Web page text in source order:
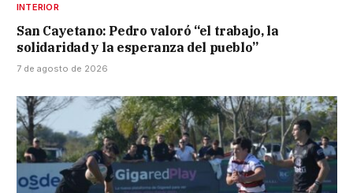
INTERIOR
San Cayetano: Pedro valoró “el trabajo, la
solidaridad y la esperanza del pueblo”
7 de agosto de 2026